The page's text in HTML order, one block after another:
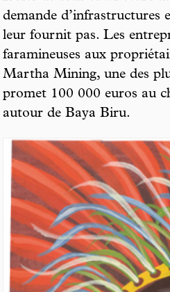
demande d’infrastructures
leur fournit pas. Les
faramineuses aux
Martha Mining, une des
promet 100 000 euros au
autour de Baya Biru.